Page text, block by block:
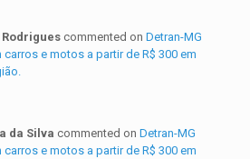
commented on Detran-MG
e motos a partir de R$ 300 em
da Silva commented on Detran-MG
e motos a partir de R$ 300 em